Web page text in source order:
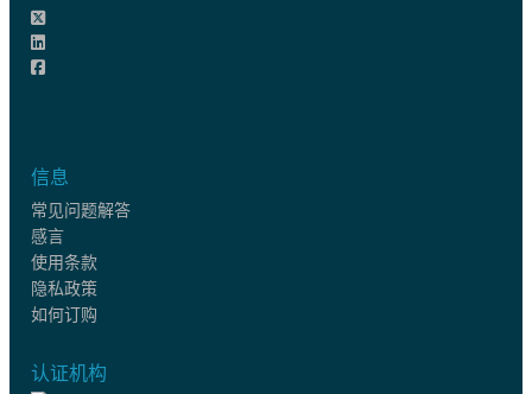
信息
常见问题解答
感言
使用条款
隐私政策
如何订购
认证机构